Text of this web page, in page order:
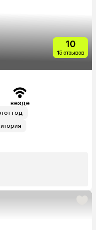
10
15 отзывов
везде
год